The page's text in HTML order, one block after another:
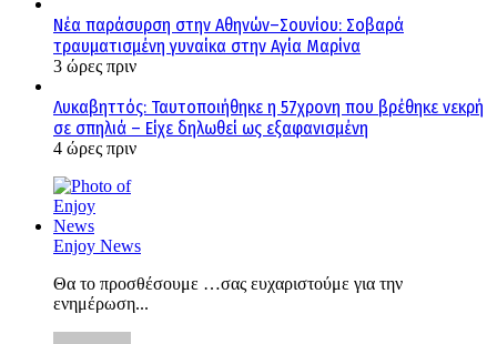
Νέα παράσυρση στην Αθηνών–Σουνίου: Σοβαρά
τραυματισμένη γυναίκα στην Αγία Μαρίνα
3 ώρες πριν
Λυκαβηττός: Ταυτοποιήθηκε η 57χρονη που βρέθηκε νεκρή
σε σπηλιά – Είχε δηλωθεί ως εξαφανισμένη
4 ώρες πριν
Enjoy News
Θα το προσθέσουμε …σας ευχαριστούμε για την
ενημέρωση...